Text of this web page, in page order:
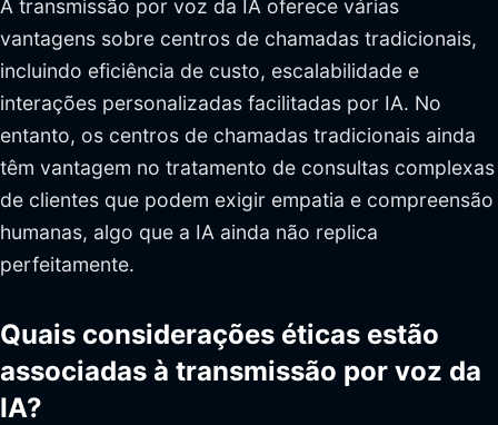
A transmissão por voz da IA oferece várias
vantagens sobre centros de chamadas tradicionais,
incluindo eficiência de custo, escalabilidade e
interações personalizadas facilitadas por IA. No
entanto, os centros de chamadas tradicionais ainda
têm vantagem no tratamento de consultas complexas
de clientes que podem exigir empatia e compreensão
humanas, algo que a IA ainda não replica
perfeitamente.
Quais considerações éticas estão
associadas à transmissão por voz da
IA?